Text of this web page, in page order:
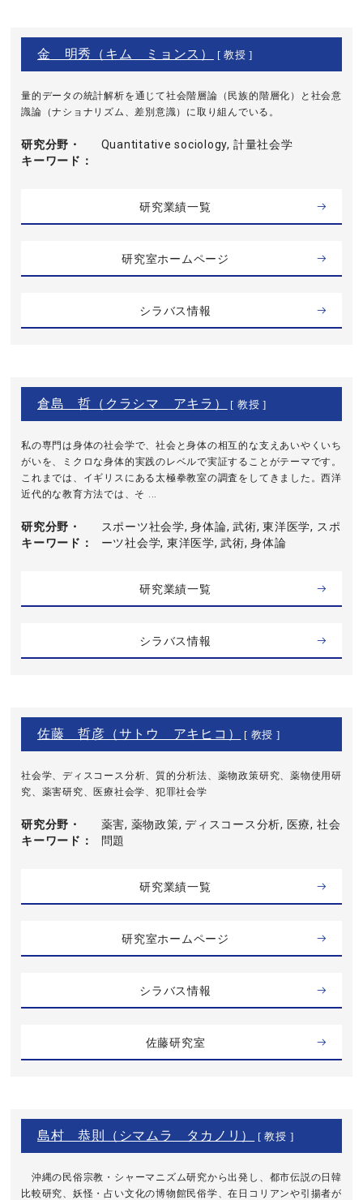
金 明秀（キム ミョンス） [ 教授 ]
量的データの統計解析を通じて社会階層論（民族的階層化）と社会意
識論（ナショナリズム、差別意識）に取り組んでいる。
研究分野・
キーワード
Quantitative sociology, 計量社会学
研究業績一覧
研究室ホームページ
シラバス情報
倉島 哲（クラシマ アキラ） [ 教授 ]
私の専門は身体の社会学で、社会と身体の相互的な支えあいやくいち
がいを、ミクロな身体的実践のレベルで実証することがテーマです。
これまでは、イギリスにある太極拳教室の調査をしてきました。西洋
近代的な教育方法では、そ ...
研究分野・
キーワード
スポーツ社会学, 身体論, 武術, 東洋医学, スポ
ーツ社会学, 東洋医学, 武術, 身体論
研究業績一覧
シラバス情報
佐藤 哲彦（サトウ アキヒコ） [ 教授 ]
社会学、ディスコース分析、質的分析法、薬物政策研究、薬物使用研
究、薬害研究、医療社会学、犯罪社会学
研究分野・
キーワード
薬害, 薬物政策, ディスコース分析, 医療, 社会
問題
研究業績一覧
研究室ホームページ
シラバス情報
佐藤研究室
島村 恭則（シマムラ タカノリ） [ 教授 ]
沖縄の民俗宗教・シャーマニズム研究から出発し、都市伝説の日韓
比較研究、妖怪・占い文化の博物館民俗学、在日コリアンや引揚者が